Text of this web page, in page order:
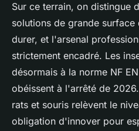
Sur ce terrain, on distingue
solutions de grande surface
durer, et l'arsenal
strictement encadré. Les
désormais à la norme NF
obéissent à l'arrêté de
rats et souris relèvent le
obligation d'innover pour